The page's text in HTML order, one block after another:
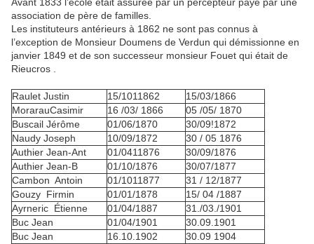
association de père de familles.
Les instituteurs antérieurs à 1862 ne sont pas connus à
l’exception de Monsieur Doumens de Verdun qui démissionne en
janvier 1849 et de son successeur monsieur Fouet qui était de
Rieucros .
Raulet Justin 15/1011862
15/03/1866
MorarauCasimir
16 /03/ 1866
05 /05/ 1870
Buscail Jérôme
01/06/1870
30/09!1872
Naudy Joseph
10/09/1872
30 / 05 1876
Authier Jean-Ant
01/0411876
30/09/1876
Authier Jean-B
01/10/1876
30/07/1877
Cambon Antoin
01/1011877
31 / 12/1877
Gouzy Firmin
01/01/1878
15/ 04 /1887
Ayrneric Étienne
01/04/1887
31./03./1901
Buc Jean
01/04/1901
30.09.1901
Buc Jean
16.10.1902
30.09 1904